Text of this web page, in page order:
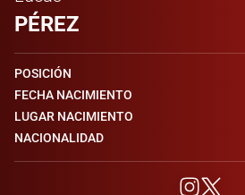
PÉREZ
POSICIÓN
FECHA NACIMIENTO
LUGAR NACIMIENTO
NACIONALIDAD